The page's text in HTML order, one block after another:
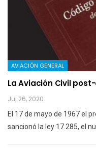
AVIACIÓN GENERAL
La Aviación Civil
Jul 26, 2020
El 17 de mayo de 1967 el
sancionó la ley 17.285, el